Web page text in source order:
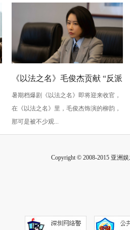
《以法之名》毛俊杰贡献 “反派
级” 演技？柳韵的 “蠢” 是表演
的胜利！
暑期档爆剧《以法之名》即将迎来收官，
在《以法之名》里，毛俊杰饰演的柳韵，
那可是被不少观...
Copyright © 2008-2015 亚洲